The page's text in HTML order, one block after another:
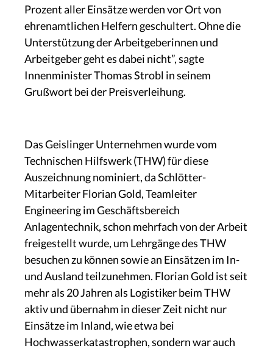
Prozent aller Einsätze werden vor Ort von
ehrenamtlichen Helfern geschultert. Ohne die
Unterstützung der Arbeitgeberinnen und
Arbeitgeber geht es dabei nicht”, sagte
Innenminister Thomas Strobl in seinem
Grußwort bei der Preisverleihung.
Das Geislinger Unternehmen wurde vom
Technischen Hilfswerk (THW) für diese
Auszeichnung nominiert, da Schlötter-
Mitarbeiter Florian Gold, Teamleiter
Engineering im Geschäftsbereich
Anlagentechnik, schon mehrfach von der Arbeit
freigestellt wurde, um Lehrgänge des THW
besuchen zu können sowie an Einsätzen im In-
und Ausland teilzunehmen. Florian Gold ist seit
mehr als 20 Jahren als Logistiker beim THW
aktiv und übernahm in dieser Zeit nicht nur
Einsätze im Inland, wie etwa bei
Hochwasserkatastrophen, sondern war auch